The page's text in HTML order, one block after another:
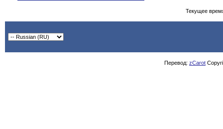
Текущее
Перевод: zCarot